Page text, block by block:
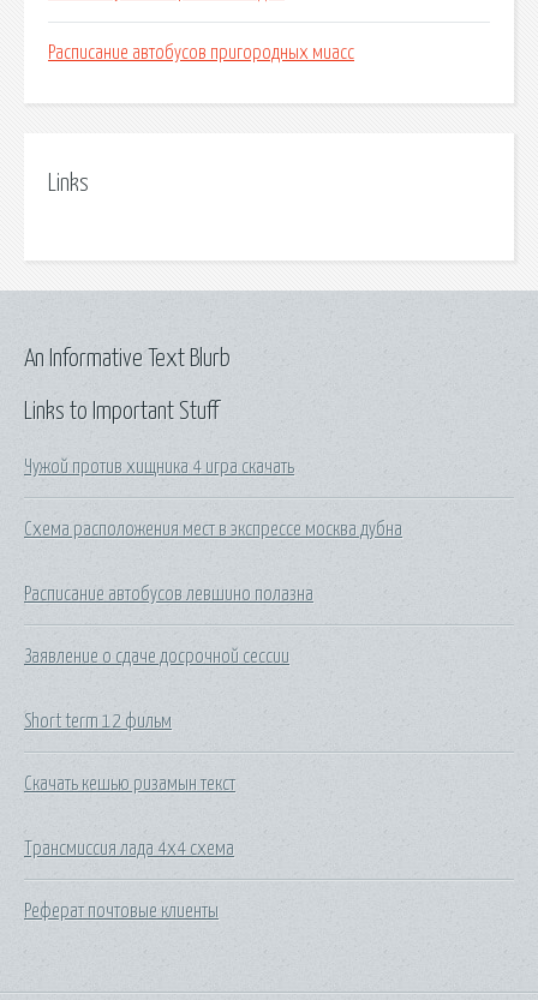
Расписание автобусов пригородных миасс
Links
Links to Important Stuff
Чужой против хищника 4 игра скачать
Схема расположения мест в экспрессе москва дубна
Расписание автобусов левшино полазна
Заявление о сдаче досрочной сессии
Short term 12 фильм
Скачать кешью ризамын текст
Трансмиссия лада 4х4 схема
Реферат почтовые клиенты
An Informative Text Blurb